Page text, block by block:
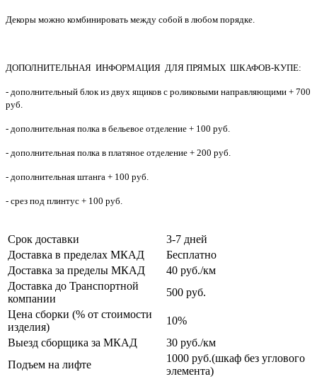
Декоры можно комбинировать между собой в любом порядке.
ДОПОЛНИТЕЛЬНАЯ ИНФОРМАЦИЯ ДЛЯ ПРЯМЫХ ШКАФОВ-КУПЕ:
- дополнительный блок из двух ящиков с роликовыми направляющими + 700
руб.
- дополнительная полка в бельевое отделение + 100 руб.
- дополнительная полка в платяное отделение + 200 руб.
- дополнительная штанга + 100 руб.
- срез под плинтус + 100 руб.
Срок доставки
3-7 дней
Доставка в пределах МКАД
Бесплатно
Доставка за пределы МКАД
40 руб./км
Доставка до Транспортной
компании
500 руб.
Цена сборки (% от стоимости
изделия)
10%
Выезд сборщика за МКАД
30 руб./км
Подъем на лифте
1000 руб.(шкаф без углового
элемента)